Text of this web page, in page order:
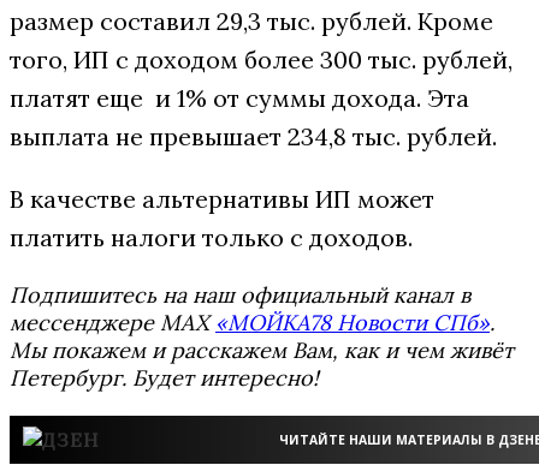
размер составил 29,3 тыс. рублей. Кроме
того, ИП с доходом более 300 тыс. рублей,
платят еще и 1% от суммы дохода. Эта
выплата не превышает 234,8 тыс. рублей.
В качестве альтернативы ИП может
платить налоги только с доходов.
Подпишитесь на наш официальный канал в
мессенджере MAX«МОЙКА78 Новости СПб».
Мы покажем и расскажем Вам, как и чем живёт
Петербург. Будет интересно!
ЧИТАЙТЕ НАШИ МАТЕРИАЛЫ В